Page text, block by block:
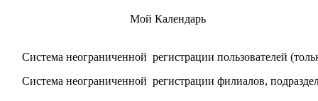
Мой Календарь
Система неограниченной регистрации пользователей
Система неограниченной регистрации филиалов,